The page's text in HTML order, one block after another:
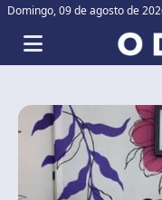
Domingo,09 de agosto de